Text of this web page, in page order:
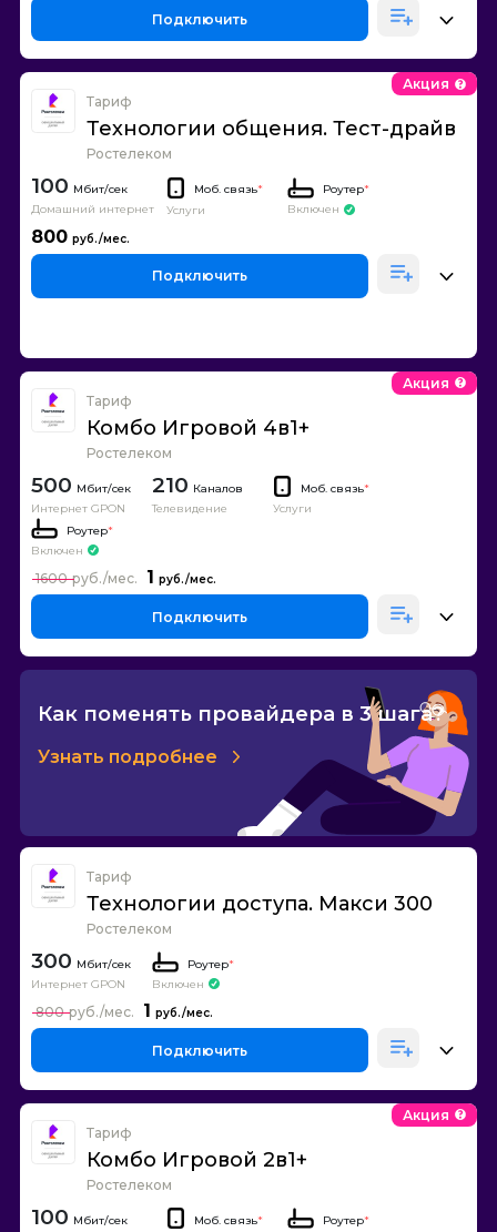
Подключить
Тариф
Технологии общения. Тест-драйв
Ростелеком
Акция
100
Домашний интернет
Моб. связь*
Услуги
Роутер*
Включен
800
Подключить
Тариф
Комбо Игровой 4в1+
Ростелеком
Акция
500
Интернет GPON
210 Каналов
Телевидение
Моб. связь*
Услуги
Роутер*
Включен
1
1600
Подключить
Как поменять провайдера в 3 шага?
Узнать подробнее
Тариф
Технологии доступа. Макси 300
Ростелеком
300
Интернет GPON
Роутер*
Включен
1
800
Подключить
Тариф
Комбо Игровой 2в1+
Ростелеком
Акция
100 Моб. связь*
Роутер*